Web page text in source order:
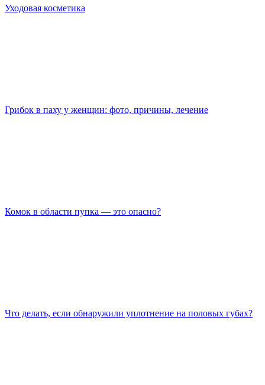
Уходовая косметика
Грибок в паху у женщин: фото, причины, лечение
Комок в области пупка — это опасно?
Что делать, если обнаружили уплотнение на половых губах?